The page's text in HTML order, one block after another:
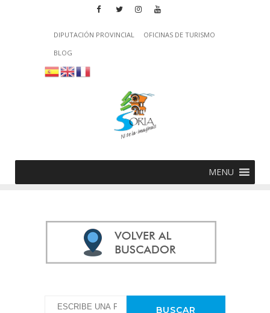
DIPUTACIÓN PROVINCIAL
OFICINAS DE TURISMO
BLOG
MENU